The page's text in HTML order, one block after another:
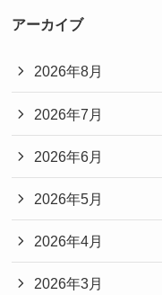
アーカイブ
2026年8月
2026年7月
2026年6月
2026年5月
2026年4月
2026年3月